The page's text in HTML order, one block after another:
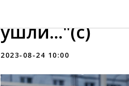
"Я
ушли..."(с)
2023-08-24 10:00